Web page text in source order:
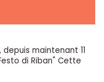
maintenant 11
di Riban" Cette